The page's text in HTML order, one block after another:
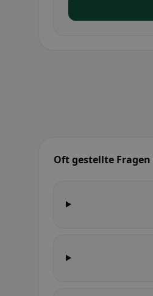
Oft gestellte